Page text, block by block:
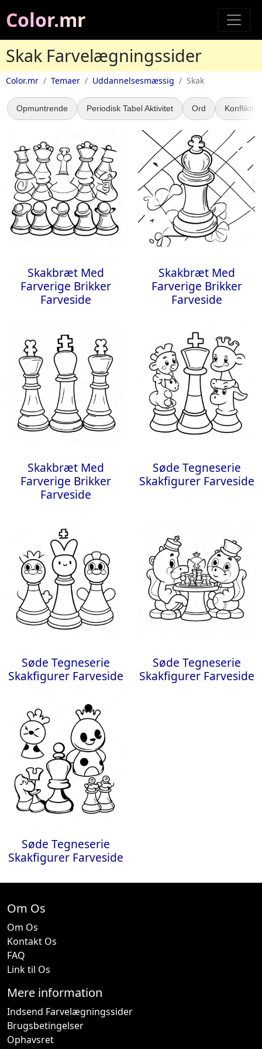
Color.mr
Skak Farvelægningssider
Color.mr Temaer Uddannelsesmæssig Skak
Opmuntrende Periodisk Tabel Aktivitet Ord
Skakbræt Med
Farverige Brikker
Farveside
Skakbræt Med
Farverige Brikker
Farveside
Skakbræt Med
Farverige Brikker
Farveside
Søde Tegneserie
Skakfigurer Farveside
Søde Tegneserie
Skakfigurer Farveside
Søde Tegneserie
Skakfigurer Farveside
Søde Tegneserie
Skakfigurer Farveside
Om Os
Om Os
Kontakt Os
FAQ
Link til Os
Mere information
Indsend Farvelægningssider
Brugsbetingelser
Ophavsret